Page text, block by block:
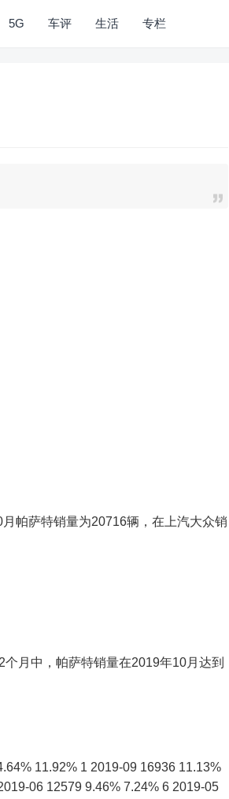
5G 车评 生活 专栏
帕萨特销量为20716辆，在上汽大众销
月中，帕萨特销量在2019年10月达到
11.92% 1 2019-09 16936 11.13%
06 12579 9.46% 7.24% 6 2019-05